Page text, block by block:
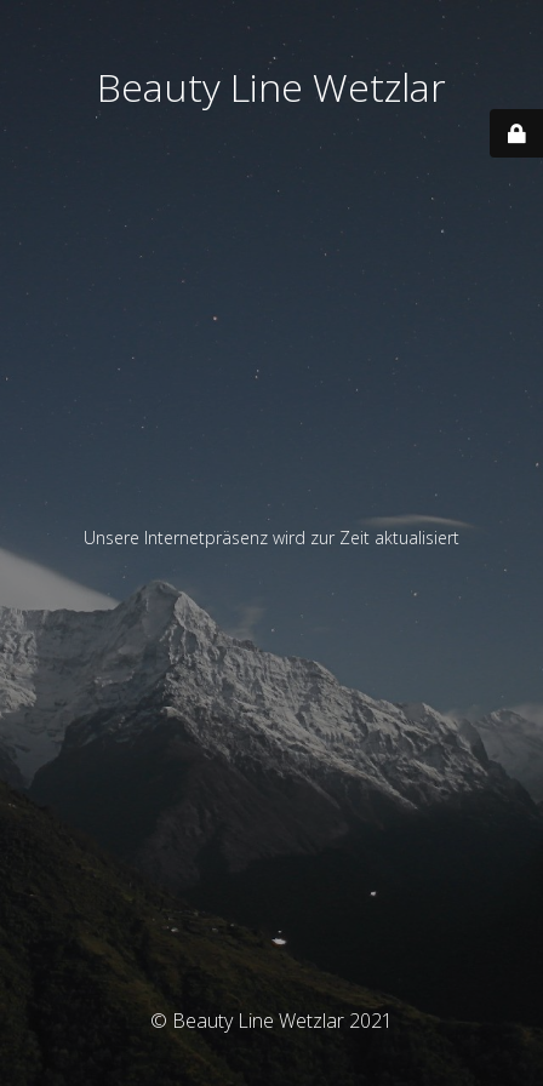
Beauty Line Wetzlar
Unsere Internetpräsenz wird zur Zeit aktualisiert
© Beauty Line Wetzlar 2021